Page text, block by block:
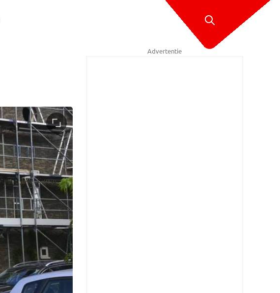
Advertentie